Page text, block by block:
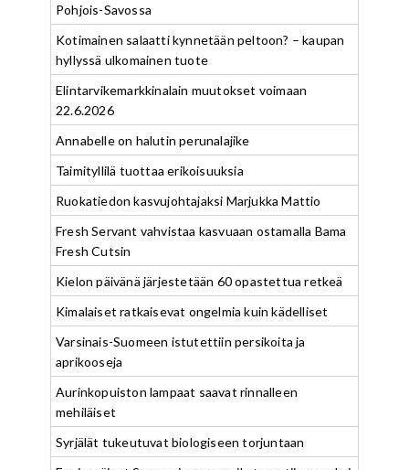
Pohjois-Savossa
Kotimainen salaatti kynnetään peltoon? – kaupan
hyllyssä ulkomainen tuote
Elintarvikemarkkinalain muutokset voimaan
22.6.2026
Annabelle on halutin perunalajike
Taimityllilä tuottaa erikoisuuksia
Ruokatiedon kasvujohtajaksi Marjukka Mattio
Fresh Servant vahvistaa kasvuaan ostamalla Bama
Fresh Cutsin
Kielon päivänä järjestetään 60 opastettua retkeä
Kimalaiset ratkaisevat ongelmia kuin kädelliset
Varsinais-Suomeen istutettiin persikoita ja
aprikooseja
Aurinkopuiston lampaat saavat rinnalleen
mehiläiset
Syrjälät tukeutuvat biologiseen torjuntaan